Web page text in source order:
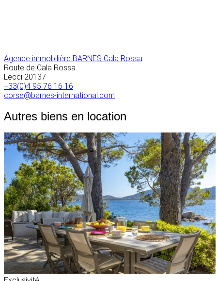
Agence immobilière BARNES Cala Rossa
Route de Cala Rossa
Lecci 20137
+33(0)4 95 76 16 16
corse@barnes-international.com
Autres biens en location